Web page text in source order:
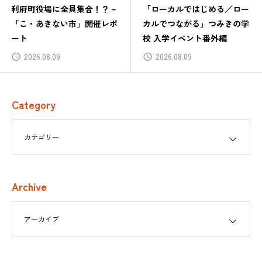
「ローカルではじめる／ロー
カルでつながる」つみきの学
2026.08.09
つみきの学校、ついに開
ました！
2026.07.22
Category
Archive